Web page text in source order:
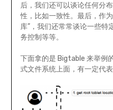
后，我们还可以谈论任何分
性，比如一致性。最后，作
库”，我们还常常谈论一些特
务控制等等。
下面拿的是 Bigtable 来举例
式文件系统上面，有一定代表